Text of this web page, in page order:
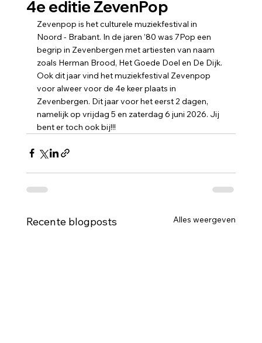
4e editie ZevenPop
Zevenpop is het culturele muziekfestival in
Noord - Brabant. In de jaren ’80 was 7Pop een
begrip in Zevenbergen met artiesten van naam
zoals Herman Brood, Het Goede Doel en De Dijk.
Ook dit jaar vind het muziekfestival Zevenpop
voor alweer voor de 4e keer plaats in
Zevenbergen. Dit jaar voor het eerst 2 dagen,
namelijk op vrijdag 5 en zaterdag 6 juni 2026. Jij
bent er toch ook bij!!!
Recente blogposts Alles weergeven